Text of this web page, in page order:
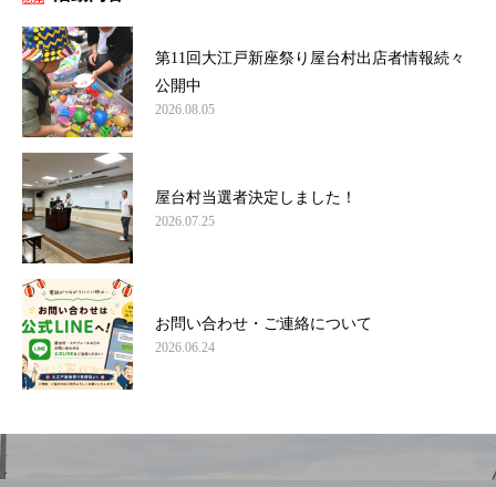
第11回大江戸新座祭り屋台村出店者情報続々
公開中
2026.08.05
屋台村当選者決定しました！
2026.07.25
お問い合わせ・ご連絡について
2026.06.24